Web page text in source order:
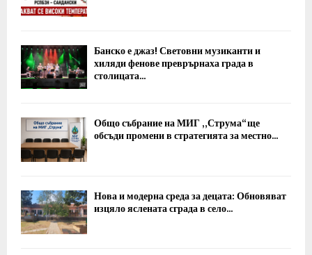
Банско е джаз! Световни музиканти и
хиляди фенове преврърнаха града в
столицата...
Общо събрание на МИГ „Струма“ ще
обсъди промени в стратегията за местно...
Нова и модерна среда за децата: Обновяват
изцяло яслената сграда в село...